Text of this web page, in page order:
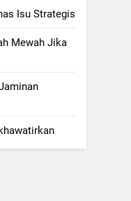
Isu Strategis
Mewah Jika